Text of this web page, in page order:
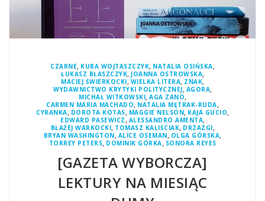
CZARNE, KUBA WOJTASZCZYK, NATALIA OSIŃSKA,
ŁUKASZ BŁASZCZYK, JOANNA OSTROWSKA,
MACIEJ ŚWIERKOCKI, WIELKA LITERA, ZNAK,
WYDAWNICTWO KRYTYKI POLITYCZNEJ, AGORA,
MICHAŁ WITKOWSKI, AGA ZANO,
CARMEN MARIA MACHADO, NATALIA MĘTRAK-RUDA,
CYRANKA, DOROTA KOTAS, MAGGIE NELSON, KAJA GUCIO,
EDWARD PASEWICZ , ALESSANDRO AMENTA,
BŁAŻEJ WARKOCKI, TOMASZ KALIŚCIAK, DRZAZGI,
BRYAN WASHINGTON, ALICE OSEMAN, OLGA GÓRSKA,
TORREY PETERS, DOMINIK GÓRKA, SONORA REYES
[GAZETA WYBORCZA]
LEKTURY NA MIESIĄC